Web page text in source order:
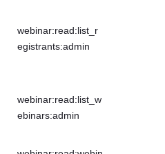
webinar:read:list_r
egistrants:admin
webinar:read:list_w
ebinars:admin